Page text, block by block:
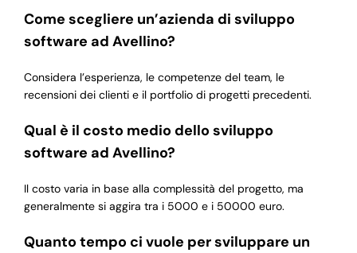
Come scegliere un’azienda di sviluppo
software ad Avellino?
Considera l’esperienza, le competenze del team, le
recensioni dei clienti e il portfolio di progetti precedenti.
Qual è il costo medio dello sviluppo
software ad Avellino?
Il costo varia in base alla complessità del progetto, ma
generalmente si aggira tra i 5000 e i 50000 euro.
Quanto tempo ci vuole per sviluppare un